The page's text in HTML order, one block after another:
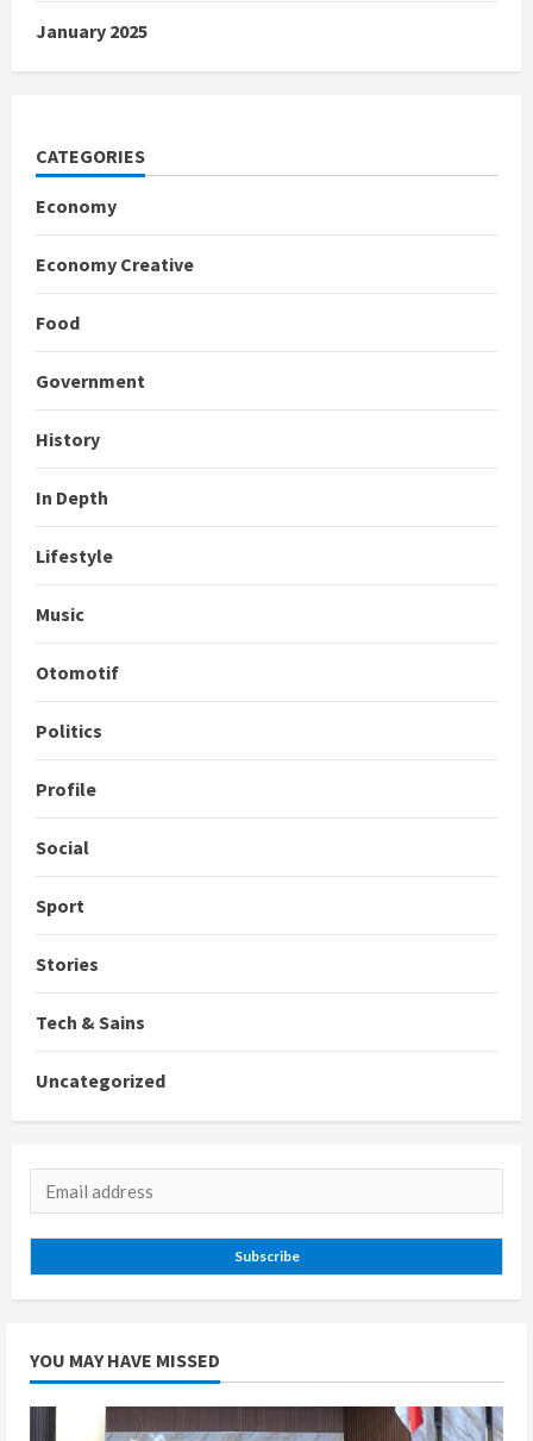
January 2025
CATEGORIES
Economy
Economy Creative
Food
Government
History
In Depth
Lifestyle
Music
Otomotif
Politics
Profile
Social
Sport
Stories
Tech & Sains
Uncategorized
Subscribe
YOU MAY HAVE MISSED